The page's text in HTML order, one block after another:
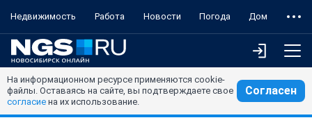
Недвижимость Работа Новости Погода Дом
На информационном ресурсе применяются cookie-
файлы. Оставаясь на сайте, вы подтверждаете свое
согласие на их использование.
Согласен